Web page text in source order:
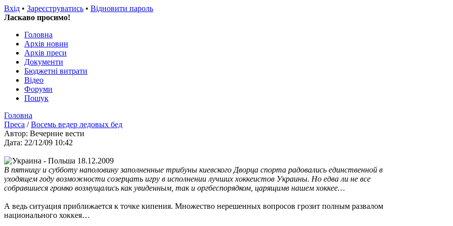
Вхід • Зареєструватись • Відновити пароль
Ласкаво просимо!
Головна
Архів новин
Архів преси
Документи
Бюджетні витрати
Відео
Форуми
Пошук
Головна
Преса /Восемь ведер ледовых бед
Автор: Вечерние вести
Дата: 22/12/09 10:42
В пятницу и субботу наполовину заполненные трибуны киевского Дворца спорта радовались единственной в
уходящем году возможности созерцать игру в исполнении лучших хоккеистов Украины. Но едва ли не все
собравшиеся громко возмущались как увиденным, так и оргбеспорядком, царящимв нашем хоккее…
А ведь ситуация приближается к точке кипения. Множество нерешенных вопросов грозит полным развалом
национального хоккея…